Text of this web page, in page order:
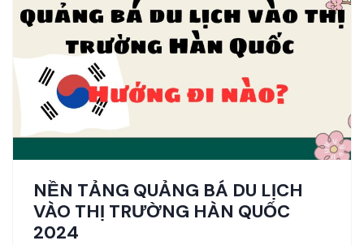
NỀN TẢNG QUẢNG BÁ DU LỊCH
VÀO THỊ TRƯỜNG HÀN QUỐC
2024